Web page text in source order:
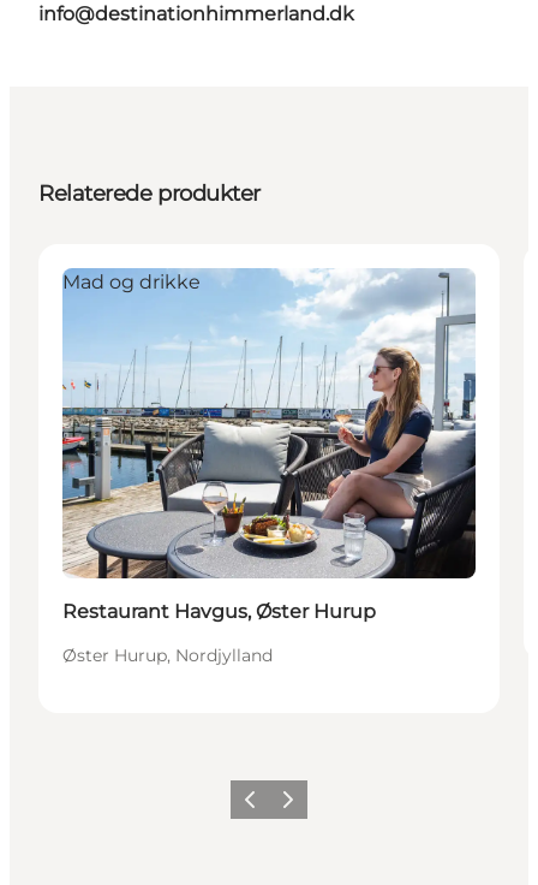
info@destinationhimmerland.dk
Relaterede produkter
Mad og drikke
Restaurant Havgus, Øster Hurup
Øster Hurup, Nordjylland
ForrigeNæste